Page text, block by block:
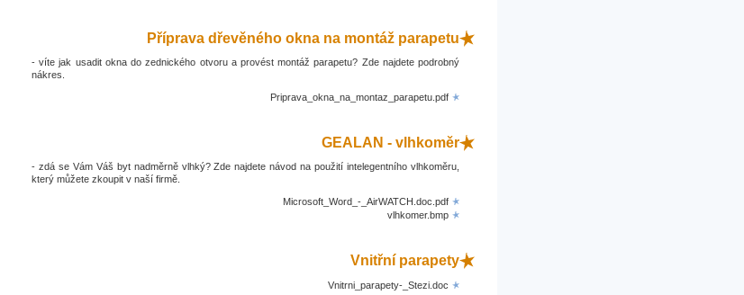
Příprava dřevěného okna na montáž parapetu
- víte jak usadit okna do zednického otvoru a provést montáž parapetu? Zde najdete podrobný
nákres.
Priprava_okna_na_montaz_parapetu.pdf
GEALAN - vlhkoměr
- zdá se Vám Váš byt nadměrně vlhký? Zde najdete návod na použití intelegentního vlhkoměru,
který můžete zkoupit v naší firmě.
Microsoft_Word_-_AirWATCH.doc.pdf
vlhkomer.bmp
Vnitřní parapety
Vnitrni_parapety-_Stezi.doc